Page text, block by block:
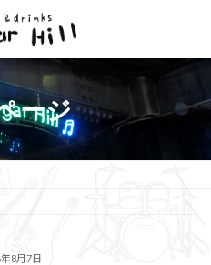
ージ
8月7日